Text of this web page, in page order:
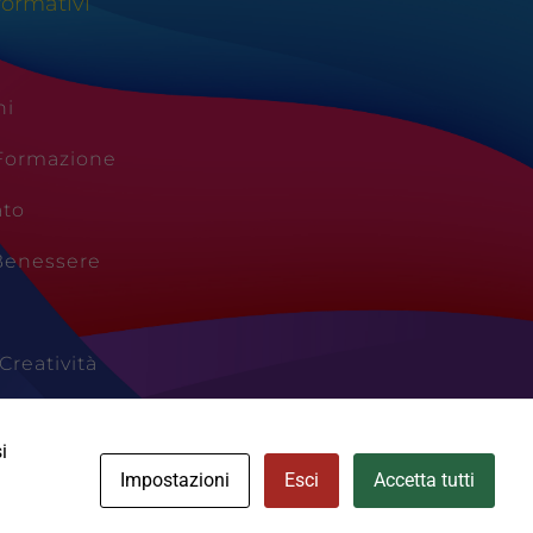
Cookie Policy Area Privata
Impostazioni
Esci Accetta tutti